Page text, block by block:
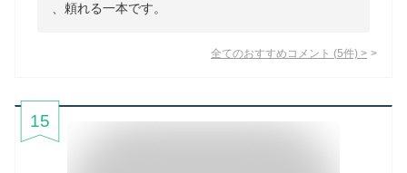
、頼れる一本です。
全てのおすすめコメント (5件) >
15